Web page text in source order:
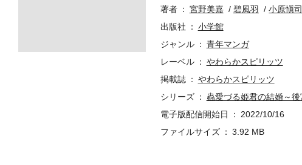
著者 宮野美嘉 碧風羽 小原愼司
出版社
小学館
ジャンル
青年マンガ
レーベル
やわらかスピリッツ
掲載誌
やわらかスピリッツ
シリーズ
蟲愛づる姫君の結婚～
電子版配信開始日
2022/10/16
ファイルサイズ
3.92 MB